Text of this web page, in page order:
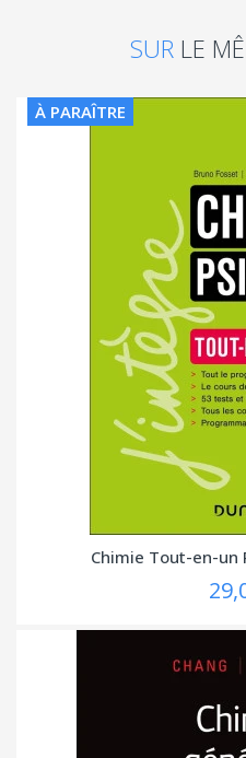
SUR LE
À PARAÎTRE
Chimie Tout-en-un